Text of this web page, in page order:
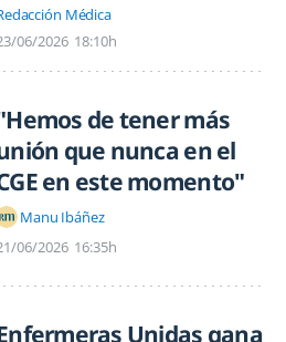
Médica
06/2026 18:10h
de tener más
que nunca en el
en este momento"
Manu Ibáñez
06/2026 16:35h
Unidas gana